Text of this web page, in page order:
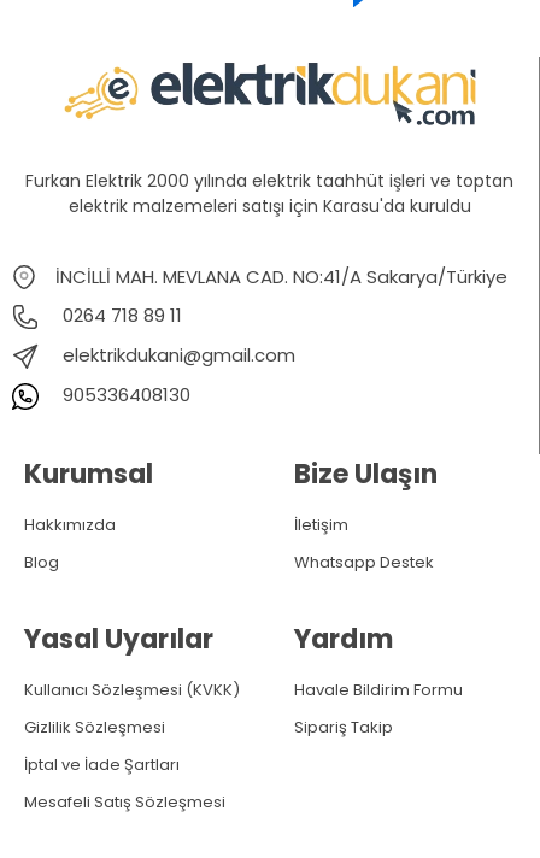
Furkan Elektrik 2000 yılında elektrik taahhüt işleri ve toptan
elektrik malzemeleri satışı için Karasu'da kuruldu
İNCİLLİ MAH. MEVLANA CAD. NO:41/A Sakarya/Türkiye
0264 718 89 11
elektrikdukani@gmail.com
905336408130
Kurumsal
Hakkımızda
Blog
Yasal Uyarılar
Kullanıcı Sözleşmesi (KVKK)
Gizlilik Sözleşmesi
İptal ve İade Şartları
Mesafeli Satış Sözleşmesi
Bize Ulaşın
İletişim
Whatsapp Destek
Yardım
Havale Bildirim Formu
Sipariş Takip